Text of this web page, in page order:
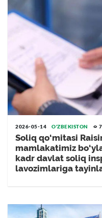
2026-05-14 O'ZBEKISTON
Soliq qo‘mitasi
mamlakatimiz
kadr davlat soliq
lavozimlariga